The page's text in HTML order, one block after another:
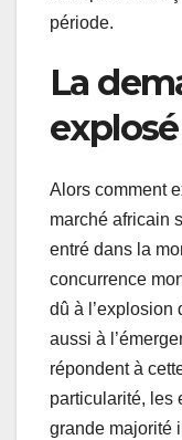
période.
La
explosé
Alors comment
marché africain
entré dans la
concurrence
dû à l’explosion
aussi à
répondent à
particularité, les
grande majorité